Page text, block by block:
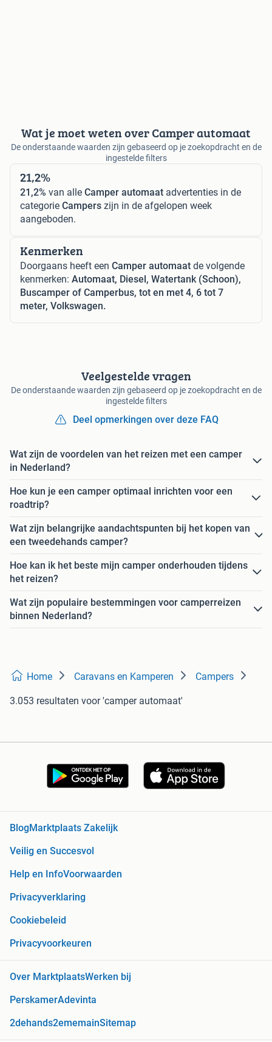
Wat je moet weten over Camper automaat
De onderstaande waarden zijn gebaseerd op je zoekopdracht en de
ingestelde filters
21,2%
21,2% van alle Camper automaat advertenties in de
categorie Campers zijn in de afgelopen week
aangeboden.
Kenmerken
Doorgaans heeft een Camper automaat de volgende
kenmerken: Automaat, Diesel, Watertank (Schoon),
Buscamper of Camperbus, tot en met 4, 6 tot 7
meter, Volkswagen.
Veelgestelde vragen
De onderstaande waarden zijn gebaseerd op je zoekopdracht en de
ingestelde filters
Deel opmerkingen over deze FAQ
Wat zijn de voordelen van het reizen met een camper
in Nederland?
Hoe kun je een camper optimaal inrichten voor een
roadtrip?
Wat zijn belangrijke aandachtspunten bij het kopen van
een tweedehands camper?
Hoe kan ik het beste mijn camper onderhouden tijdens
het reizen?
Wat zijn populaire bestemmingen voor camperreizen
binnen Nederland?
Home Caravans en Kamperen Campers
3.053 resultaten voor 'camper automaat'
BlogMarktplaats Zakelijk
Veilig en Succesvol
Help en InfoVoorwaarden
Privacyverklaring
Cookiebeleid
Privacyvoorkeuren
Over MarktplaatsWerken bij
PerskamerAdevinta
2dehands2ememainSitemap